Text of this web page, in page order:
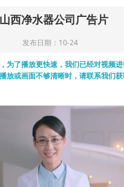
山西净水器公司广告片
发布日期：10-24
为了播放更快速，我们已经对视频
放或画面不够清晰时，请联系我们